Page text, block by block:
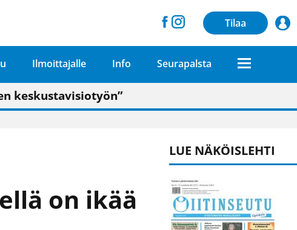
Tilaa
Ilmoittajalle Info Seurapalsta
parempana painojäljen laatuna lehdessä
keskustavisiotyön”
kuin kaupungissa"
on ikää
LUE NÄKÖISLEHTI